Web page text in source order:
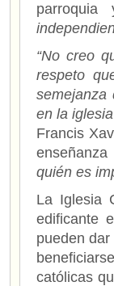
“No creo
respeto
semejanza
en la
Francis
quién es
La Iglesia
edificante
pueden
católicas